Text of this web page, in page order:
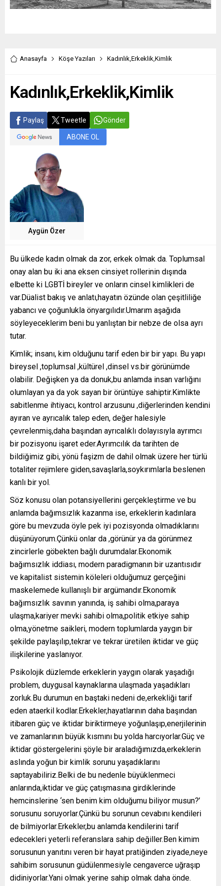
Anasayfa Köşe Yazıları Kadınlık,Erkeklik,Kimlik
Kadınlık,Erkeklik,Kimlik
Paylaş Tweetle Gönder
ABONE OL
Aygün Özer
Bu ülkede kadın olmak da zor, erkek olmak da. Toplumsal
onay alan bu iki ana eksen cinsiyet rollerinin dışında
elbette ki LGBTİ bireyler ve onların cinsel kimlikleri de
var.Düalist bakış ve anlatı,hayatın özünde olan çeşitliliğe
yabancı ve çoğunlukla önyargılıdır.Umarım aşağıda
söyleyeceklerim beni bu yanlıştan bir nebze de olsa ayrı
tutar.
Kimlik; insanı, kim olduğunu tarif eden bir bir yapı. Bu yapı
bireysel ,toplumsal ,kültürel ,dinsel vs.bir görünümde
olabilir. Değişken ya da donuk,bu anlamda insan varlığını
olumlayan ya da yok sayan bir örüntüye sahiptir.Kimlikte
sabitlenme ihtiyacı, kontrol arzusunu ,diğerlerinden kendini
ayıran ve ayrıcalık talep eden, değer halesiyle
çevrelenmiş,daha başından ayrıcalıklı dolayısıyla ayrımcı
bir pozisyonu işaret eder.Ayrımcılık da tarihten de
bildiğimiz gibi, yönü faşizm de dahil olmak üzere her türlü
totaliter rejimlere giden,savaşlarla,soykırımlarla beslenen
kanlı bir yol.
Söz konusu olan potansiyellerini gerçekleştirme ve bu
anlamda bağımsızlık kazanma ise, erkeklerin kadınlara
göre bu mevzuda öyle pek iyi pozisyonda olmadıklarını
düşünüyorum.Çünkü onlar da ,görünür ya da görünmez
zincirlerle göbekten bağlı durumdalar.Ekonomik
bağımsızlık iddiası, modern paradigmanın bir uzantısıdır
ve kapitalist sistemin köleleri olduğumuz gerçeğini
maskelemede kullanışlı bir argümandır.Ekonomik
bağımsızlık savının yanında, iş sahibi olma,paraya
ulaşma,kariyer mevki sahibi olma,politik etkiye sahip
olma,yönetme saikleri, modern toplumlarda yaygın bir
şekilde paylaşılıp,tekrar ve tekrar üretilen iktidar ve güç
ilişkilerine yaslanıyor.
Psikolojik düzlemde erkeklerin yaygın olarak yaşadığı
problem, duygusal kaynaklarına ulaşmada yaşadıkları
zorluk.Bu durumun en baştaki nedeni de,erkekliği tarif
eden ataerkil kodlar.Erkekler,hayatlarının daha başından
itibaren güç ve iktidar biriktirmeye yoğunlaşıp,enerjilerinin
ve zamanlarının büyük kısmını bu yolda harcıyorlar.Güç ve
iktidar göstergelerini şöyle bir araladığımızda,erkeklerin
aslında yoğun bir kimlik sorunu yaşadıklarını
saptayabiliriz.Belki de bu nedenle büyüklenmeci
anlarında,iktidar ve güç çatışmasına girdiklerinde
hemcinslerine ‘sen benim kim olduğumu biliyor musun?’
sorusunu soruyorlar.Çünkü bu sorunun cevabını kendileri
de bilmiyorlar.Erkekler,bu anlamda kendilerini tarif
edecekleri yeterli referanslara sahip değiller.Ben kimim
sorusunun yanıtını veren bir hayat pratiğinden ziyade,neye
sahibim sorusunun güdülenmesiyle cengaverce uğraşıp
didiniyorlar.Yani olmak yerine sahip olmak daha önde.